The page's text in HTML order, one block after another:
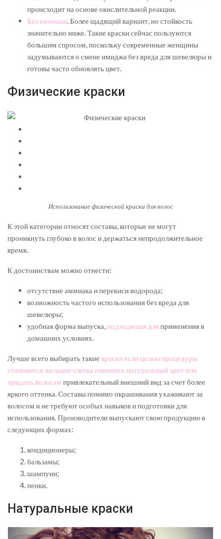
происходит на основе окислительной реакции.
Без аммиака. Более щадящий вариант, но стойкость
значительно ниже. Такие краски сейчас пользуются
большим спросом, поскольку современные женщины
задумываются о смене имиджа без вреда для шевелюры и
готовы часто обновлять цвет.
Физические краски
Использование физической краски для волос
К этой категории относят составы, которые не могут
проникнуть глубоко в волос и держаться непродолжительное
время.
К достоинствам можно отнести:
отсутствие аммиака и перекиси водорода;
возможность частого использования без вреда для
шевелюры;
удобная форма выпуска, подходящая для применения в
домашних условиях.
Лучше всего выбирать такие краски если целью процедуры
становится желание слегка изменить натуральный цвет или
придать волосам привлекательный внешний вид за счет более
яркого оттенка. Составы помимо окрашивания ухаживают за
волосом и не требуют особых навыков и подготовки для
использования. Производители выпускают свою продукцию в
следующих формах:
кондиционеры;
бальзамы;
шампуни;
пенки.
Натуральные краски